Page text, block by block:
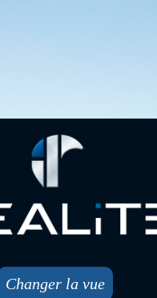
Changer la vue